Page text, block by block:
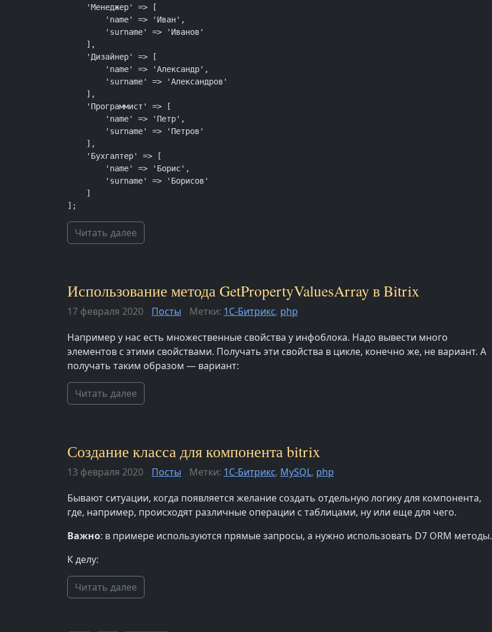
];
Читать далее
Использование метода GetPropertyValuesArray в Bitrix
17 февраля 2020 Посты Метки: 1С-Битрикс, php
Например у нас есть множественные свойства у инфоблока. Надо вывести много
элементов с этими свойствами. Получать эти свойства в цикле, конечно же, не вариант. А
получать таким образом — вариант:
Читать далее
Создание класса для компонента bitrix
13 февраля 2020 Посты Метки: 1С-Битрикс, MySQL, php
Бывают ситуации, когда появляется желание создать отдельную логику для компонента,
где, например, происходят различные операции с таблицами, ну или еще для чего.
Важно: в примере используются прямые запросы, а нужно использовать D7 ORM методы.
К делу:
Читать далее